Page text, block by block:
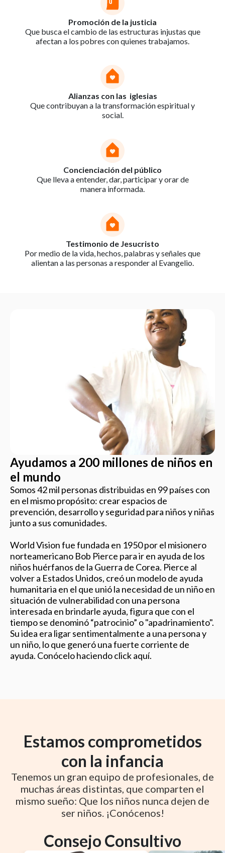
Promoción de la justicia
Que busca el cambio de las estructuras injustas que
afectan a los pobres con quienes trabajamos.
Alianzas con las iglesias
Que contribuyan a la transformación espiritual y
social.
Concienciación del público
Que lleva a entender, dar, participar y orar de
manera informada.
Testimonio de Jesucristo
Por medio de la vida, hechos, palabras y señales que
alientan a las personas a responder al Evangelio.
Ayudamos a 200 millones de niños en
el mundo
Somos 42 mil personas distribuidas en 99 países con
en el mismo propósito: crear espacios de
prevención, desarrollo y seguridad para niños y niñas
junto a sus comunidades.
World Vision fue fundada en 1950 por el misionero
norteamericano Bob Pierce para ir en ayuda de los
niños huérfanos de la Guerra de Corea. Pierce al
volver a Estados Unidos, creó un modelo de ayuda
humanitaria en el que unió la necesidad de un niño en
situación de vulnerabilidad con una persona
interesada en brindarle ayuda, figura que con el
tiempo se denominó “patrocinio” o "apadrinamiento".
Su idea era ligar sentimentalmente a una persona y
un niño, lo que generó una fuerte corriente de
ayuda. Conócelo haciendo click aquí.
Estamos comprometidos
con la infancia
Tenemos un gran equipo de profesionales, de
muchas áreas distintas, que comparten el
mismo sueño: Que los niños nunca dejen de
ser niños. ¡Conócenos!
Consejo Consultivo